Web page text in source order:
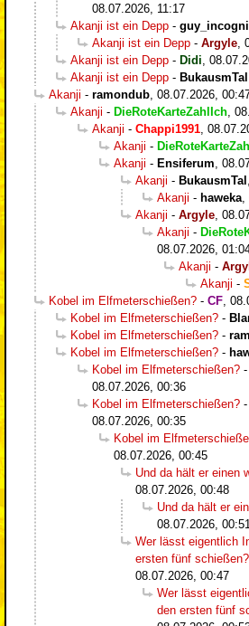
08.07.2026, 11:17
Akanji ist ein Depp -
Akanji ist ein Depp - Argyle,
Akanji ist ein Depp - Didi,
Akanji ist ein Depp - BukausmTal
Akanji - ramondub, 08.07.2026,
Akanji - DieRoteKarteZahlIch,
Akanji - Chappi1991,
Akanji -
Akanji - Ensiferum,
Akanji - BukausmTal ,
Akanji - haweka,
Akanji - Argyle,
Akanji -
08.07.2026,
Akanji -
Akanji -
Kobel im Elfmeterschießen? - CF,
Kobel im Elfmeterschießen? -
Kobel im Elfmeterschießen? -
Kobel im Elfmeterschießen? -
Kobel im Elfmeterschießen? -
08.07.2026, 00:36
Kobel im Elfmeterschießen? -
08.07.2026, 00:35
Kobel im
08.07.2026, 00:45
Und da hält er einen
08.07.2026, 00:48
Und da hält er
08.07.2026,
Wer lässt eigentlich
ersten fünf schießen?
08.07.2026, 00:47
Wer lässt
den ersten fünf